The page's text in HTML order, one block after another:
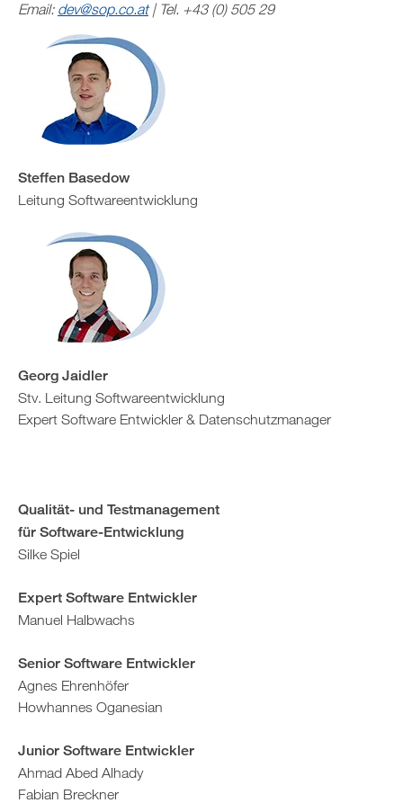
Email: dev@sop.co.at| Tel. +43 (0) 505 29
Steffen Basedow
Leitung Softwareentwicklung
Georg Jaidler
Stv. Leitung Softwareentwicklung
Expert Software Entwickler & Datenschutzmanager
Qualität- und Testmanagement
für Software-Entwicklung
Silke Spiel
Expert Software Entwickler
Manuel Halbwachs
Senior Software Entwickler
Agnes Ehrenhöfer
Howhannes Oganesian
Junior Software Entwickler
Ahmad Abed Alhady
Fabian Breckner